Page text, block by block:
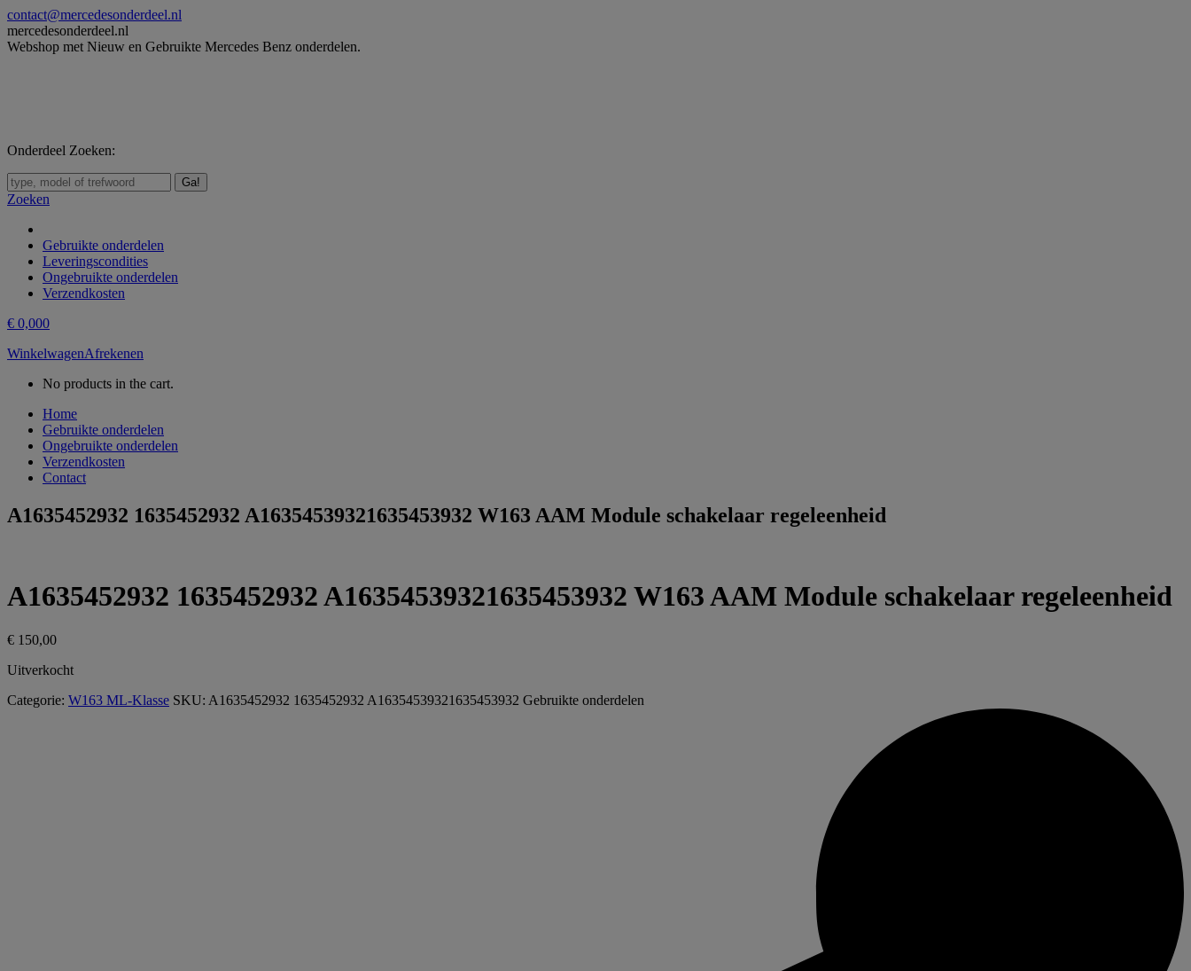
Skip
to
content
contact@mercedesonderdeel.nl
mercedesonderdeel.nl
Webshop met Nieuw en Gebruikte Mercedes Benz onderdelen.
Onderdeel Zoeken:
Zoeken:
Zoeken
Gebruikte onderdelen
Leveringscondities
Ongebruikte onderdelen
Verzendkosten
€ 0,000
WinkelwagenAfrekenen
No products in the cart.
Home
Gebruikte onderdelen
Ongebruikte onderdelen
Verzendkosten
Contact
A1635452932 1635452932 A16354539321635453932 W163 AAM Module schakelaar regeleenheid
A1635452932 1635452932 A16354539321635453932 W163 AAM Module schakelaar regeleenheid
€ 150,00
Uitverkocht
Categorie: W163 ML-Klasse SKU: A1635452932 1635452932 A16354539321635453932 Gebruikte onderdelen